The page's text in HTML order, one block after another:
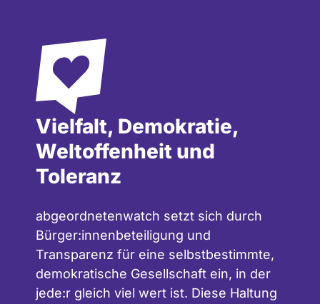
Vielfalt, Demokratie,
Weltoffenheit und
Toleranz
abgeordnetenwatch setzt sich durch
Bürger:innenbeteiligung und
Transparenz für eine selbstbestimmte,
demokratische Gesellschaft ein, in der
jede:r gleich viel wert ist. Diese Haltung